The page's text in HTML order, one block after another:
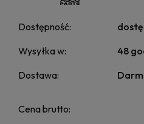
Dostępność:
Wysyłka w:
48
Dostawa:
Cena brutto: